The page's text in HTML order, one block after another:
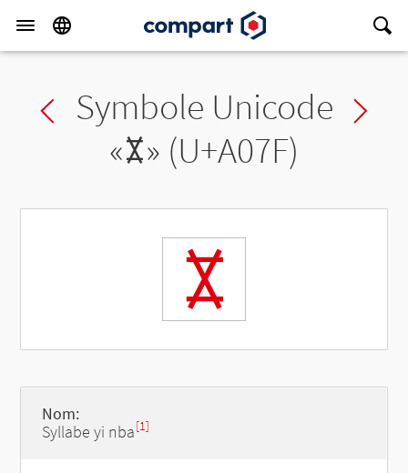
Previous char
Symbole Unicode
«ꁿ» (U+A07F)
ꁿ
Nom:
Syllabe yi nba[1]